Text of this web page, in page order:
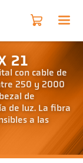
21
con cable de
250 y 2000
de
de luz. La fibra
a las